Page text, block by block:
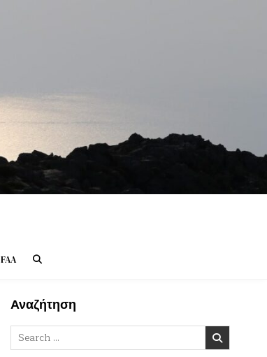
FAA
Αναζήτηση
Search
for: